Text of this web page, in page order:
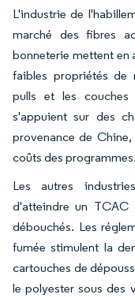
L'industrie de
marché des fibres
bonneterie mettent en
faibles propriétés de
pulls et les couches
s'appuient sur des
provenance de
coûts des programmes.
Les autres
d'atteindre un TCAC
débouchés. Les
fumée stimulent la
cartouches de
le polyester sous des